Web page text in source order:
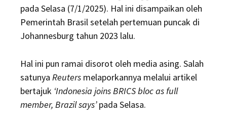
pada Selasa (7/1/2025). Hal ini disampaikan oleh
Pemerintah Brasil setelah pertemuan puncak di
Johannesburg tahun 2023 lalu.
Hal ini pun ramai disorot oleh media asing. Salah
satunya Reuters melaporkannya melalui artikel
bertajuk ‘Indonesia joins BRICS bloc as full
member, Brazil says’pada Selasa.